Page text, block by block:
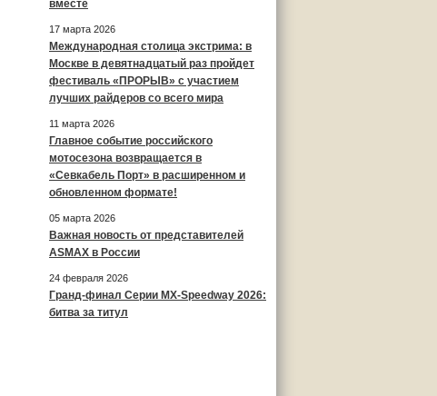
вместе
17 марта 2026
Международная столица экстрима: в
Москве в девятнадцатый раз пройдет
фестиваль «ПРОРЫВ» с участием
лучших райдеров со всего мира
11 марта 2026
Главное событие российского
мотосезона возвращается в
«Севкабель Порт» в расширенном и
обновленном формате!
05 марта 2026
Важная новость от представителей
ASMAX в России
24 февраля 2026
Гранд-финал Серии MX-Speedway 2026:
битва за титул